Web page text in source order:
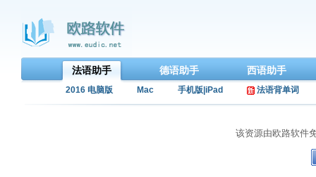
法语助手 德语助手 西语助手
2016 电脑版 Mac 手机版|iPad 法语背单词
该资源由欧路软件